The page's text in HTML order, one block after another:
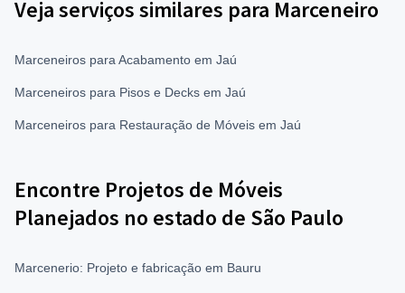
Veja serviços similares para Marceneiro
Marceneiros para Acabamento em Jaú
Marceneiros para Pisos e Decks em Jaú
Marceneiros para Restauração de Móveis em Jaú
Encontre Projetos de Móveis
Planejados no estado de São Paulo
Marcenerio: Projeto e fabricação em Bauru